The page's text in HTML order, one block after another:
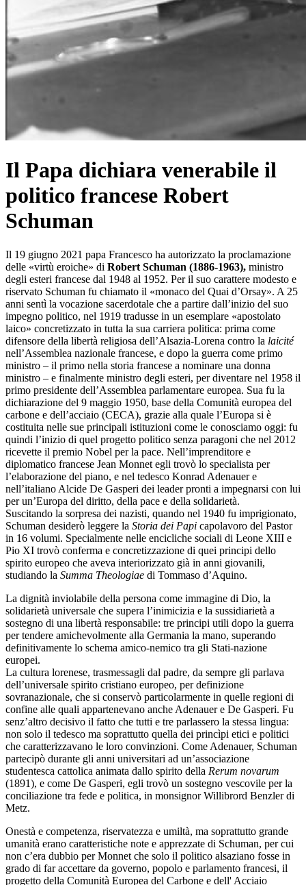
Il Papa dichiara venerabile il
politico francese Robert
Schuman
Il 19 giugno 2021 papa Francesco ha autorizzato la proclamazione
delle «virtù eroiche» di Robert Schuman (1886-1963), ministro
degli esteri francese dal 1948 al 1952. Per il suo carattere modesto e
riservato Schuman fu chiamato il «monaco del Quai d’Orsay». A 25
anni sentì la vocazione sacerdotale che a partire dall’inizio del suo
impegno politico, nel 1919 tradusse in un esemplare «apostolato
laico» concretizzato in tutta la sua carriera politica: prima come
difensore della libertà religiosa dell’Alsazia-Lorena contro la laicité
nell’Assemblea nazionale francese, e dopo la guerra come primo
ministro – il primo nella storia francese a nominare una donna
ministro – e finalmente ministro degli esteri, per diventare nel 1958 il
primo presidente dell’Assemblea parlamentare europea. Sua fu la
dichiarazione del 9 maggio 1950, base della Comunità europea del
carbone e dell’acciaio (CECA), grazie alla quale l’Europa si è
costituita nelle sue principali istituzioni come le conosciamo oggi: fu
quindi l’inizio di quel progetto politico senza paragoni che nel 2012
ricevette il premio Nobel per la pace. Nell’imprenditore e
diplomatico francese Jean Monnet egli trovò lo specialista per
l’elaborazione del piano, e nel tedesco Konrad Adenauer e
nell’italiano Alcide De Gasperi dei leader pronti a impegnarsi con lui
per un’Europa del diritto, della pace e della solidarietà.
Suscitando la sorpresa dei nazisti, quando nel 1940 fu imprigionato,
Schuman desiderò leggere la Storia dei Papi capolavoro del Pastor
in 16 volumi. Specialmente nelle encicliche sociali di Leone XIII e
Pio XI trovò conferma e concretizzazione di quei principi dello
spirito europeo che aveva interiorizzato già in anni giovanili,
studiando la Summa Theologiae di Tommaso d’Aquino.
La dignità inviolabile della persona come immagine di Dio, la
solidarietà universale che supera l’inimicizia e la sussidiarietà a
sostegno di una libertà responsabile: tre principi utili dopo la guerra
per tendere amichevolmente alla Germania la mano, superando
definitivamente lo schema amico-nemico tra gli Stati-nazione
europei.
La cultura lorenese, trasmessagli dal padre, da sempre gli parlava
dell’universale spirito cristiano europeo, per definizione
sovranazionale, che si conservò particolarmente in quelle regioni di
confine alle quali appartenevano anche Adenauer e De Gasperi. Fu
senz’altro decisivo il fatto che tutti e tre parlassero la stessa lingua:
non solo il tedesco ma soprattutto quella dei princìpi etici e politici
che caratterizzavano le loro convinzioni. Come Adenauer, Schuman
partecipò durante gli anni universitari ad un’associazione
studentesca cattolica animata dallo spirito della Rerum novarum
(1891), e come De Gasperi, egli trovò un sostegno vescovile per la
conciliazione tra fede e politica, in monsignor Willibrord Benzler di
Metz.
Onestà e competenza, riservatezza e umiltà, ma soprattutto grande
umanità erano caratteristiche note e apprezzate di Schuman, per cui
non c’era dubbio per Monnet che solo il politico alsaziano fosse in
grado di far accettare da governo, popolo e parlamento francesi, il
progetto della Comunità Europea del Carbone e dell' Acciaio